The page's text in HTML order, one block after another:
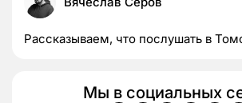
Рассказываем, что послушать в
Мы в социальных